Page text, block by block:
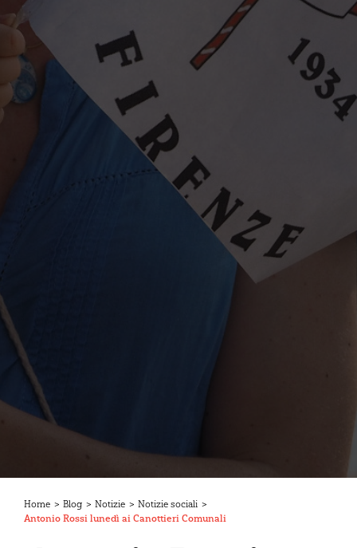
Home > Blog > Notizie > Notizie sociali >
Antonio Rossi lunedì ai Canottieri Comunali